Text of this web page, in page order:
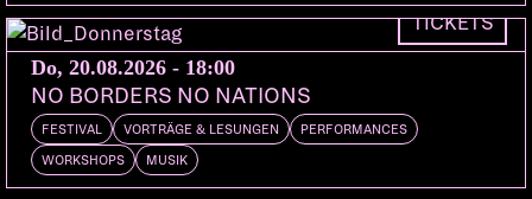
KONZERT REGGAETON DEMBOW GLOBAL PERREO
MS NINA Madrid
TICKETS
Do, 20.08.2026 - 18:00
NO BORDERS NO NATIONS
FESTIVAL VORTRÄGE & LESUNGEN PERFORMANCES
WORKSHOPS MUSIK